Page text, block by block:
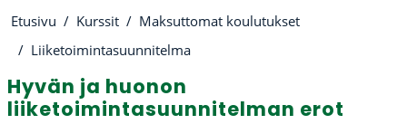
Etusivu Kurssit
Maksuttomat koulutukset
Liiketoimintasuunnitelma
Hyvän ja huonon
liiketoimintasuunnitelman erot